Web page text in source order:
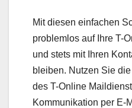
Mit diesen einfachen
problemlos auf Ihre T-
und stets mit Ihren
bleiben. Nutzen Sie
des T-Online
Kommunikation per E-